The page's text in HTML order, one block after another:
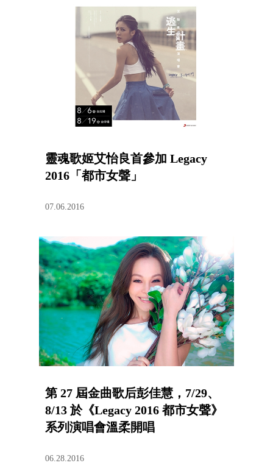
靈魂歌姬艾怡良首參加 Legacy
2016「都市女聲」
07.06.2016
第 27 屆金曲歌后彭佳慧，7/29、
8/13 於《Legacy 2016 都市女聲》
系列演唱會溫柔開唱
06.28.2016